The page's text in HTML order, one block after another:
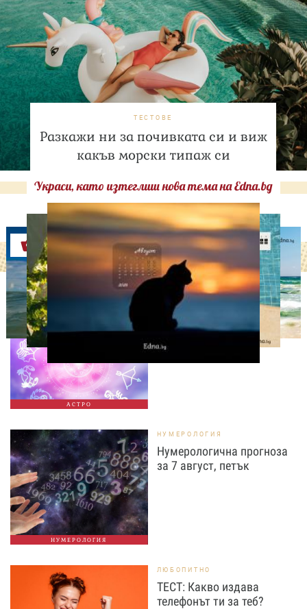
ТЕСТОВЕ
Разкажи ни за почивката си и виж
какъв морски типаж си
Украси, като изтеглиш нова тема на Edna.bg
Оферти
АСТРО
АСТРОЛОГИЯ
Дневен хороскоп за 7
август, петък
НУМЕРОЛОГИЯ
НУМЕРОЛОГИЯ
Нумерологична прогноза
за 7 август, петък
ЛЮБОПИТНО
ТЕСТ: Какво издава
телефонът ти за теб?